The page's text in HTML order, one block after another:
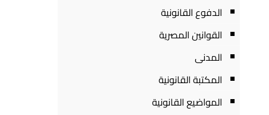
الدفوع القانونية
القوانين المصرية
المدنى
المكتبة القانونية
المواضيع القانونية